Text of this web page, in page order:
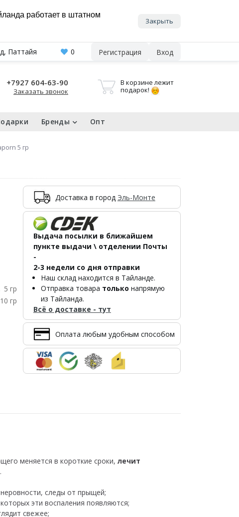
работает в штатном
Закрыть
Паттайя 0 Регистрация Вход
+7927 604-63-90
Заказать звонок
В корзине лежит
подарок!
Бренды Опт
5 гр
5 гр
10 гр
Доставка в город Эль-Монте
Выдача посылки в ближайшем
пункте выдачи \ отделении Почты
-
2-3 недели со дня отправки
Наш склад находится в Тайланде.
Отправка товара только напрямую
из Тайланда.
Всё о доставке - тут
Оплата любым удобным способом
меняется в короткие сроки, лечит
следы от прыщей;
эти воспаления появляются;
свежее;